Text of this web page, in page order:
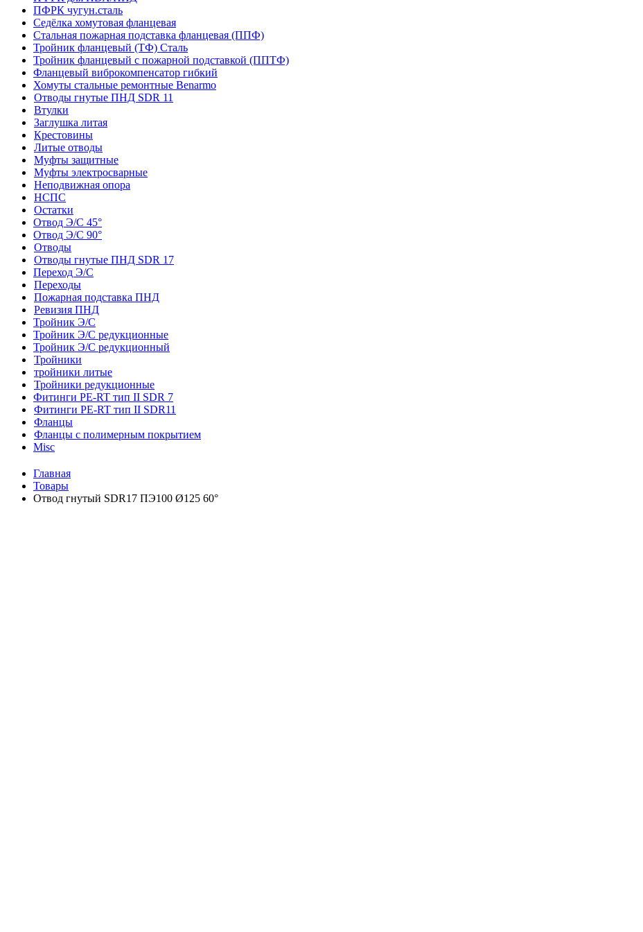
ПФРК чугун.сталь
Седёлка хомутовая фланцевая
Стальная пожарная подставка фланцевая (ППФ)
Тройник фланцевый (ТФ) Сталь
Тройник фланцевый с пожарной подставкой (ППТФ)
Фланцевый виброкомпенсатор гибкий
Хомуты стальные ремонтные Benarmo
Отводы гнутые ПНД SDR 11
Втулки
Заглушка литая
Крестовины
Литые отводы
Муфты защитные
Муфты электросварные
Неподвижная опора
НСПС
Остатки
Отвод Э/С 45°
Отвод Э/С 90°
Отводы
Отводы гнутые ПНД SDR 17
Переход Э/С
Переходы
Пожарная подставка ПНД
Ревизия ПНД
Тройник Э/С
Тройник Э/С редукционные
Тройник Э/С редукционный
Тройники
тройники литые
Тройники редукционные
Фитинги PE-RT тип II SDR 7
Фитинги PE-RT тип II SDR11
Фланцы
Фланцы с полимерным покрытием
Misc
Главная
Товары
Отвод гнутый SDR17 ПЭ100 Ø125 60°